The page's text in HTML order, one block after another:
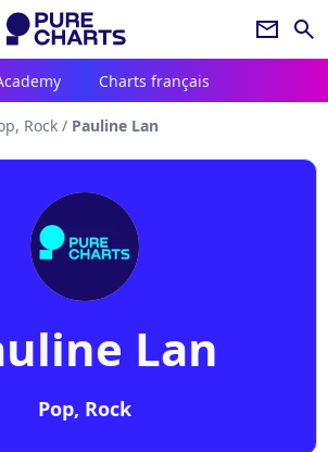
newsletter search
Charts français
Rock / Pauline Lan
Lan
Pop, Rock